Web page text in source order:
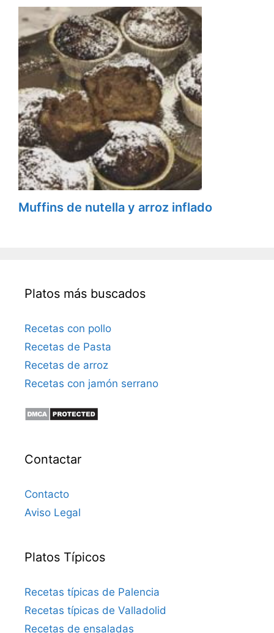
Muffins de nutella y arroz inflado
Platos más buscados
Recetas con pollo
Recetas de Pasta
Recetas de arroz
Recetas con jamón serrano
Contactar
Contacto
Aviso Legal
Platos Típicos
Recetas típicas de Palencia
Recetas típicas de Valladolid
Recetas de ensaladas